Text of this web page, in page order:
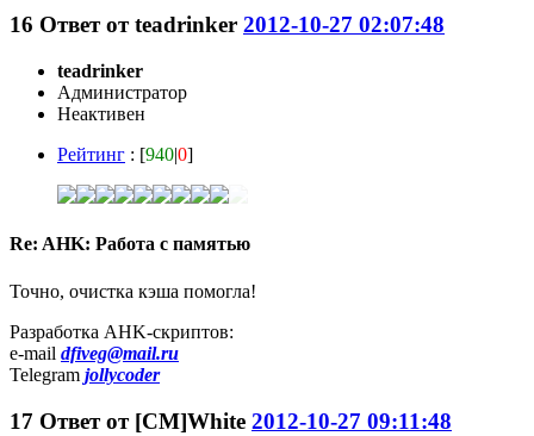
16 Ответ отteadrinker 2012-10-27 02:07:48
teadrinker
Администратор
Неактивен
Рейтинг : [940|0]
Re: AHK: Работа с памятью
Точно, очистка кэша помогла!
Разработка AHK-скриптов:
e-mail dfiveg@mail.ru
Telegram jollycoder
17 Ответ от [CM]White 2012-10-27 09:11:48